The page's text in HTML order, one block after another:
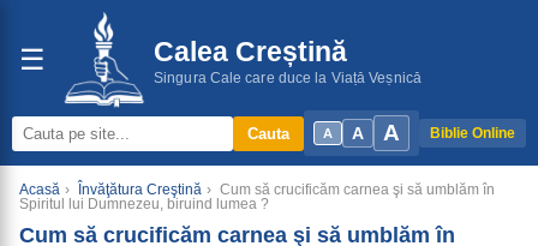
☰ Calea Creștină
Singura Cale care duce la Viață Veșnică
A A A Biblie Online
Cauta
Acasă › Învăţătura Creştină › Cum să crucificăm carnea şi să umblăm în
Spiritul lui Dumnezeu, biruind lumea ?
Cum să crucificăm carnea şi să umblăm în